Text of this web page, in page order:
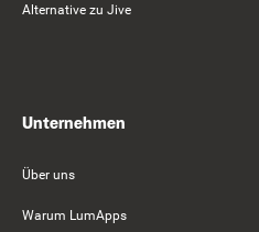
Alternative zu Jive
Unternehmen
Über uns
Warum LumApps